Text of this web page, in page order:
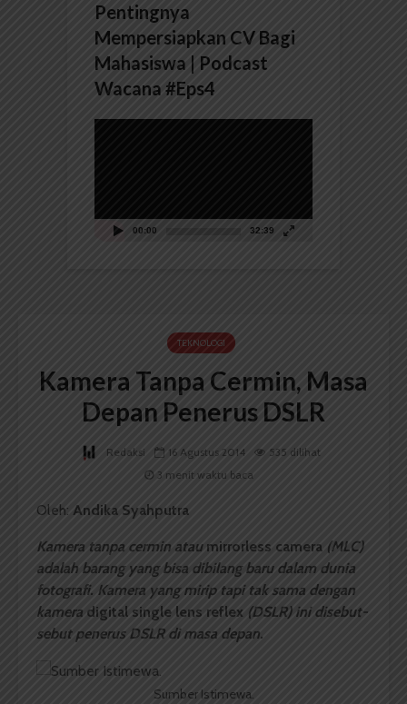
Pentingnya
Mempersiapkan CV Bagi
Mahasiswa | Podcast
Wacana #Eps4
00:00 32:39
TEKNOLOGI
Kamera Tanpa Cermin, Masa
Depan Penerus DSLR
Redaksi 16 Agustus 2014
535 dilihat
3 menit waktu baca
Oleh: Andika Syahputra
Kamera tanpa cermin atau mirrorless camera (MLC)
adalah barang yang bisa dibilang baru dalam dunia
fotografi. Kamera yang mirip tapi tak sama dengan
kamera digital single lens reflex (DSLR) ini disebut-
sebut penerus DSLR di masa depan.
Sumber Istimewa.